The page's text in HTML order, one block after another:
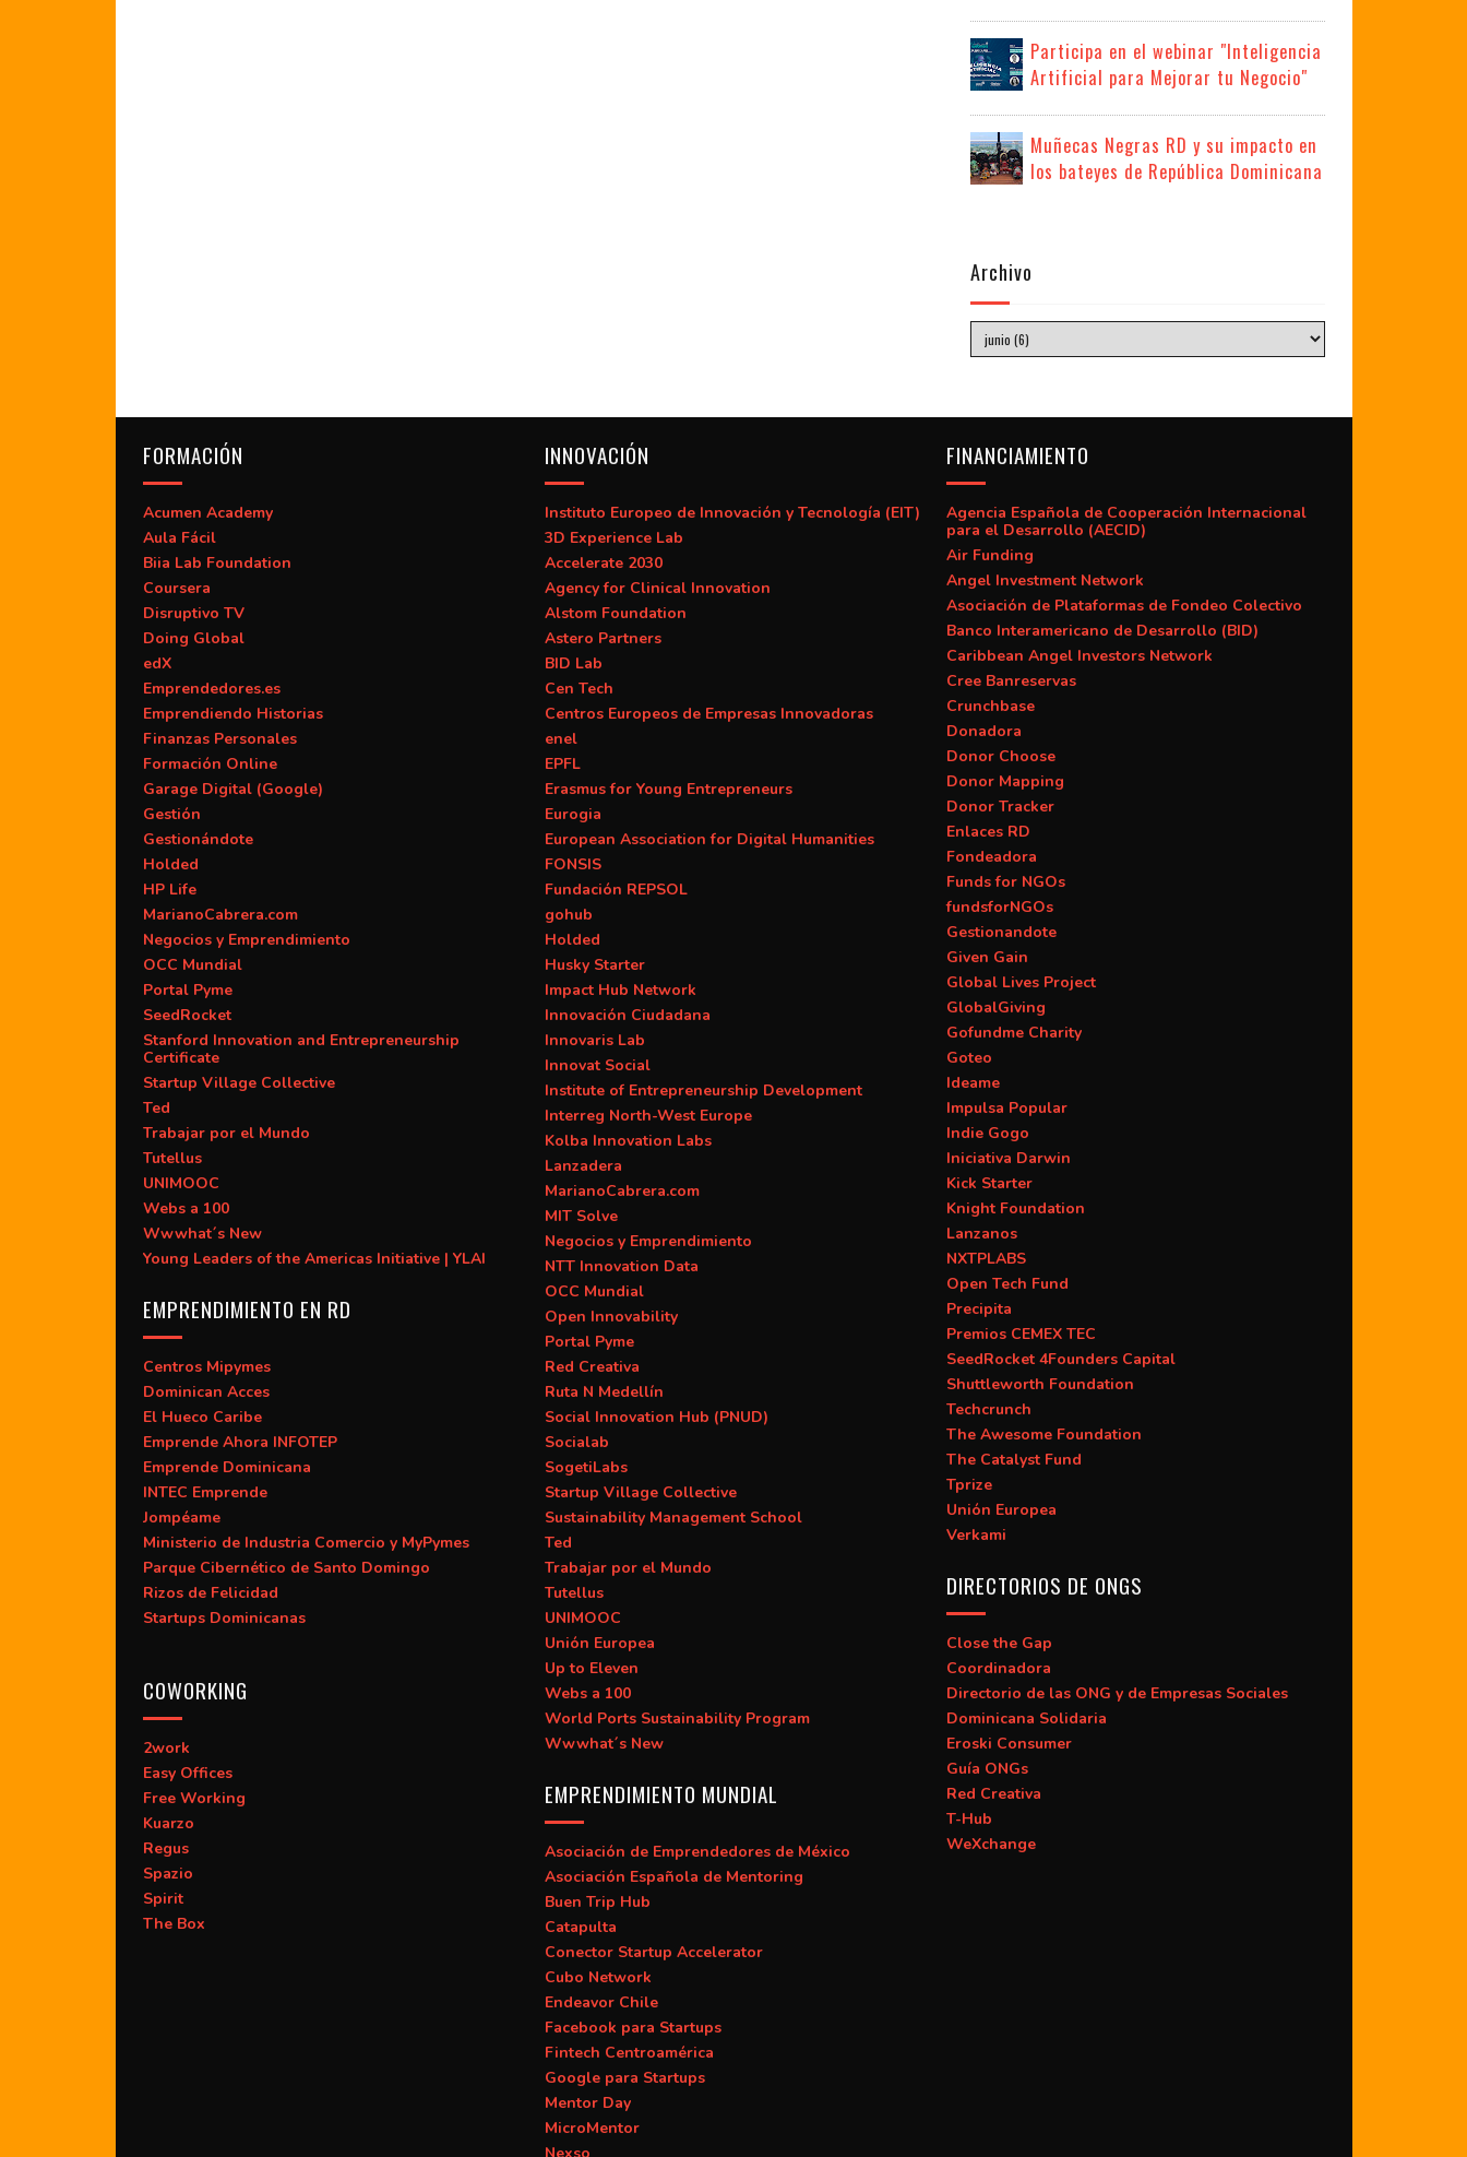
Participa en el webinar "Inteligencia
Artificial para Mejorar tu Negocio"
Muñecas Negras RD y su impacto en
los bateyes de República Dominicana
Archivo
FORMACIÓN
Acumen Academy
Aula Fácil
Biia Lab Foundation
Coursera
Disruptivo TV
Doing Global
edX
Emprendedores.es
Emprendiendo Historias
Finanzas Personales
Formación Online
Garage Digital (Google)
Gestión
Gestionándote
Holded
HP Life
MarianoCabrera.com
Negocios y Emprendimiento
OCC Mundial
Portal Pyme
SeedRocket
Stanford Innovation and Entrepreneurship
Certificate
Startup Village Collective
Ted
Trabajar por el Mundo
Tutellus
UNIMOOC
Webs a 100
Wwwhat´s New
Young Leaders of the Americas Initiative | YLAI
EMPRENDIMIENTO EN RD
Centros Mipymes
Dominican Acces
El Hueco Caribe
Emprende Ahora INFOTEP
Emprende Dominicana
INTEC Emprende
Jompéame
Ministerio de Industria Comercio y MyPymes
Parque Cibernético de Santo Domingo
Rizos de Felicidad
Startups Dominicanas
COWORKING
2work
Easy Offices
Free Working
Kuarzo
Regus
Spazio
Spirit
The Box
INNOVACIÓN
Instituto Europeo de Innovación y Tecnología (EIT)
3D Experience Lab
Accelerate 2030
Agency for Clinical Innovation
Alstom Foundation
Astero Partners
BID Lab
Cen Tech
Centros Europeos de Empresas Innovadoras
enel
EPFL
Erasmus for Young Entrepreneurs
Eurogia
European Association for Digital Humanities
FONSIS
Fundación REPSOL
gohub
Holded
Husky Starter
Impact Hub Network
Innovación Ciudadana
Innovaris Lab
Innovat Social
Institute of Entrepreneurship Development
Interreg North-West Europe
Kolba Innovation Labs
Lanzadera
MarianoCabrera.com
MIT Solve
Negocios y Emprendimiento
NTT Innovation Data
OCC Mundial
Open Innovability
Portal Pyme
Red Creativa
Ruta N Medellín
Social Innovation Hub (PNUD)
Socialab
SogetiLabs
Startup Village Collective
Sustainability Management School
Ted
Trabajar por el Mundo
Tutellus
UNIMOOC
Unión Europea
Up to Eleven
Webs a 100
World Ports Sustainability Program
Wwwhat´s New
EMPRENDIMIENTO MUNDIAL
Asociación de Emprendedores de México
Asociación Española de Mentoring
Buen Trip Hub
Catapulta
Conector Startup Accelerator
Cubo Network
Endeavor Chile
Facebook para Startups
Fintech Centroamérica
Google para Startups
Mentor Day
MicroMentor
Nexso
FINANCIAMIENTO
Agencia Española de Cooperación Internacional
para el Desarrollo (AECID)
Air Funding
Angel Investment Network
Asociación de Plataformas de Fondeo Colectivo
Banco Interamericano de Desarrollo (BID)
Caribbean Angel Investors Network
Cree Banreservas
Crunchbase
Donadora
Donor Choose
Donor Mapping
Donor Tracker
Enlaces RD
Fondeadora
Funds for NGOs
fundsforNGOs
Gestionandote
Given Gain
Global Lives Project
GlobalGiving
Gofundme Charity
Goteo
Ideame
Impulsa Popular
Indie Gogo
Iniciativa Darwin
Kick Starter
Knight Foundation
Lanzanos
NXTPLABS
Open Tech Fund
Precipita
Premios CEMEX TEC
SeedRocket 4Founders Capital
Shuttleworth Foundation
Techcrunch
The Awesome Foundation
The Catalyst Fund
Tprize
Unión Europea
Verkami
DIRECTORIOS DE ONGS
Close the Gap
Coordinadora
Directorio de las ONG y de Empresas Sociales
Dominicana Solidaria
Eroski Consumer
Guía ONGs
Red Creativa
T-Hub
WeXchange